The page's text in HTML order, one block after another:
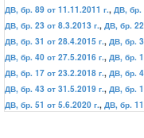
ДВ, бр. 89 от 11.11.2011 г., ДВ, бр.
ДВ, бр. 23 от 8.3.2013 г., ДВ, бр.
ДВ, бр. 31 от 28.4.2015 г., ДВ, бр.
ДВ, бр. 40 от 27.5.2016 г., ДВ, бр.
ДВ, бр. 17 от 23.2.2018 г., ДВ, бр.
ДВ, бр. 43 от 31.5.2019 г., ДВ, бр.
ДВ, бр. 51 от 5.6.2020 г., ДВ, бр.